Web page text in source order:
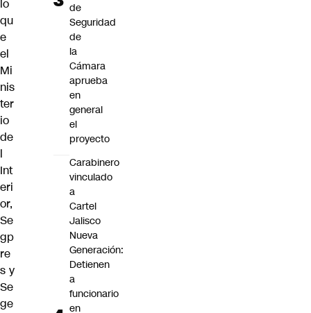
lo
qu
e
el
Mi
nis
ter
io
de
l
Int
eri
or,
Se
gp
re
s y
Se
ge
de
Seguridad
de
la
Cámara
aprueba
en
general
el
proyecto
Carabinero
vinculado
a
Cartel
Jalisco
Nueva
Generación:
Detienen
a
funcionario
en